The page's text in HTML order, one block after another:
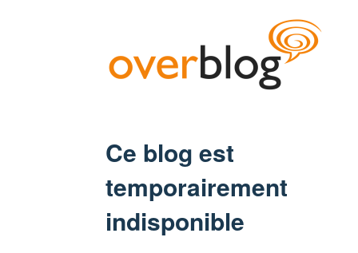
Ce blog est
temporairement
indisponible